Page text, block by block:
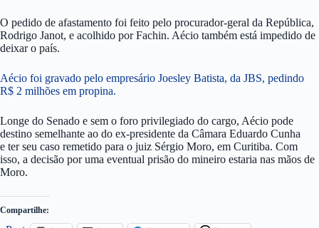
O pedido de afastamento foi feito pelo procurador-geral da República,
Rodrigo Janot, e acolhido por Fachin. Aécio também está impedido de
deixar o país.
Aécio foi gravado pelo empresário Joesley Batista, da JBS, pedindo
R$ 2 milhões em propina.
Longe do Senado e sem o foro privilegiado do cargo, Aécio pode
destino semelhante ao do ex-presidente da Câmara Eduardo Cunha
e ter seu caso remetido para o juiz Sérgio Moro, em Curitiba. Com
isso, a decisão por uma eventual prisão do mineiro estaria nas mãos de
Moro.
Compartilhe: